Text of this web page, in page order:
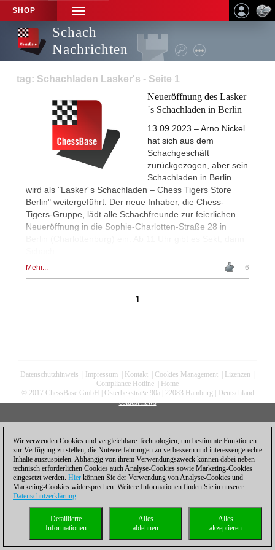
SHOP
TOGGLE
NAVIGATION
Schach
Nachrichten
tag: Schachladen Lasker's - Seite 1
Neueröffnung des Lasker
´s Schachladen in Berlin
13.09.2023 – Arno Nickel
hat sich aus dem
Schachgeschäft
zurückgezogen, aber sein
Schachladen in Berlin
wird als "Lasker´s Schachladen – Chess Tigers Store
Berlin" weitergeführt. Der neue Inhaber, die Chess-
Tigers-Gruppe, lädt alle Schachfreunde zur feierlichen
Neueröffnung in die Sophie-Charlotten-Straße 28 in
Mehr... 6
1
Datenschutzhinweis Impressum| Kontakt| Cookies Management| Lizenzen
Compliance Hotline
Home
© 2017 ChessBase GmbH | Osterbekstraße 90a | 22083 Hamburg | Deutschland
coldest news
Wir verwenden Cookies und vergleichbare Technologien, um bestimmte Funktionen
zur Verfügung zu stellen, die Nutzererfahrungen zu verbessern und interessengerechte
Inhalte auszuspielen. Abhängig von ihrem Verwendungszweck können dabei neben
technisch erforderlichen Cookies auch Analyse-Cookies sowie Marketing-Cookies
eingesetzt werden. Hier können Sie der Verwendung von Analyse-Cookies und
Marketing-Cookies widersprechen. Weitere Informationen finden Sie in unserer
Datenschutzerklärung.
Alles
akzeptieren
Alles
ablehnen
Detaillierte
Informationen